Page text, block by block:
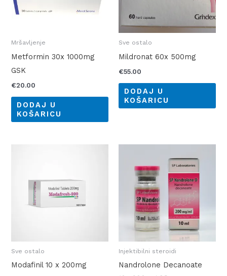
Mršavljenje
Metformin 30x 1000mg
GSK
€20.00
DODAJ U
KOŠARICU
Sve ostalo
Mildronat 60x 500mg
€55.00
DODAJ U
KOŠARICU
Sve ostalo
Modafinil 10 x 200mg
Injektibilni steroidi
Nandrolone Decanoate